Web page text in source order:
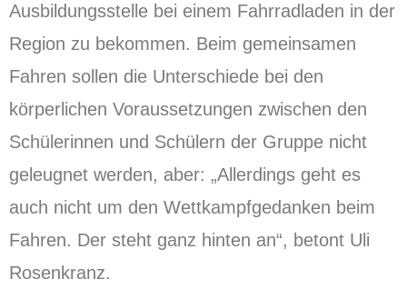
Ausbildungsstelle bei einem Fahrradladen in der
Region zu bekommen. Beim gemeinsamen
Fahren sollen die Unterschiede bei den
körperlichen Voraussetzungen zwischen den
Schülerinnen und Schülern der Gruppe nicht
geleugnet werden, aber: „Allerdings geht es
auch nicht um den Wettkampfgedanken beim
Fahren. Der steht ganz hinten an“, betont Uli
Rosenkranz.